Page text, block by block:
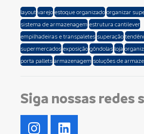
layout varejo estoque organizado organizar
sistema de armazenagem estrutura cantilever
empilhadeiras e transpaletes superação
supermercados exposição gôndolas loja
porta pallets armazenagem soluções de
Siga nossas redes